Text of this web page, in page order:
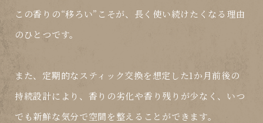
この香りの“移ろい”こそが、長く使い続けたくなる理由
のひとつです。
また、 定期的なスティック交換を想定した1か月前後の
持続設計により、香りの劣化や香り残りが少なく、いつ
でも新鮮な気分で空間を整えることができます。